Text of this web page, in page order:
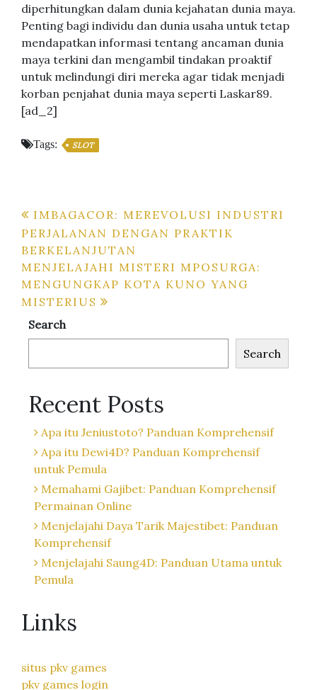
diperhitungkan dalam dunia kejahatan dunia maya.
Penting bagi individu dan dunia usaha untuk tetap
mendapatkan informasi tentang ancaman dunia
maya terkini dan mengambil tindakan proaktif
untuk melindungi diri mereka agar tidak menjadi
korban penjahat dunia maya seperti Laskar89.
[ad_2]
Tags: SLOT
Post
navigation
IMBAGACOR: MEREVOLUSI INDUSTRI
PERJALANAN DENGAN PRAKTIK
BERKELANJUTAN
MENJELAJAHI MISTERI MPOSURGA:
MENGUNGKAP KOTA KUNO YANG
MISTERIUS
Search
Search
Recent Posts
Apa itu Jeniustoto? Panduan Komprehensif
Apa itu Dewi4D? Panduan Komprehensif
untuk Pemula
Memahami Gajibet: Panduan Komprehensif
Permainan Online
Menjelajahi Daya Tarik Majestibet: Panduan
Komprehensif
Menjelajahi Saung4D: Panduan Utama untuk
Pemula
Links
situs pkv games
pkv games login